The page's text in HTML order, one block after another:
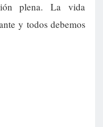
plena. La vida
y todos debemos